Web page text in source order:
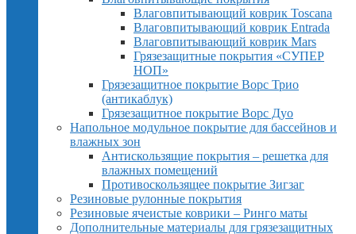
Влаговпитывающий коврик Toscana
Влаговпитывающий коврик Entrada
Влаговпитывающий коврик Mars
Грязезащитные покрытия «СУПЕР
НОП»
Грязезащитное покрытие Ворс Трио
(антикаблук)
Грязезащитное покрытие Ворс Дуо
Напольное модульное покрытие для бассейнов и
влажных зон
Антискользящие покрытия – решетка для
влажных помещений
Противоскользящее покрытие Зигзаг
Резиновые рулонные покрытия
Резиновые ячеистые коврики – Ринго маты
Дополнительные материалы для грязезащитных